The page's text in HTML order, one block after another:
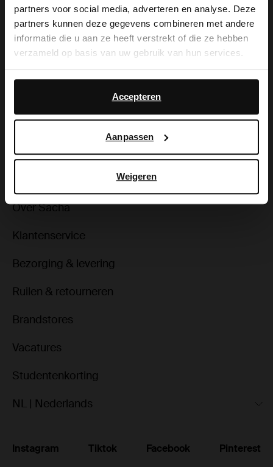
partners voor social media, adverteren en analyse. Deze
partners kunnen deze gegevens combineren met andere
informatie die u aan ze heeft verstrekt of die ze hebben
verzameld op basis van uw gebruik van hun services.
Daarnaast werken wij samen met Google voor
advertentie- en meetdoeleinden. Meer informatie over
hoe Google uw persoonsgegevens gebruikt, vindt u op
Accepteren
Aanpassen
Weigeren
sneakers hebben beige, bruine en mesh details op de
upper en een golvende grove zool met een dikte van 5
cm.
Product details
Over Sacha
Klantenservice
Bezorging & levering
Ruilen & retourneren
Brandstores
Vacatures
Studentenkorting
NL | Nederlands
Instagram Tiktok Facebook Pinterest
It looks like your language isn't Dutch. Would
you like to switch to English?
Yes, switch to
English
No, stay in Dutch